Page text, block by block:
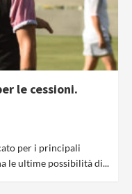
le cessioni.
per i principali
le ultime possibilità di...